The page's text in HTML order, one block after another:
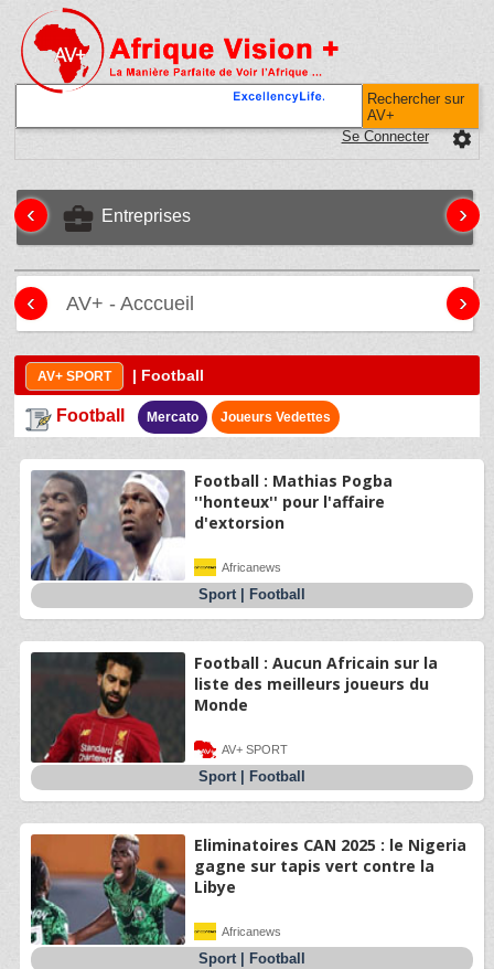
Rechercher sur
AV+
settings
Se Connecter
business_center Entreprises
‹ ›
AV+ - Acccueil
‹ ›
AV+ SPORT | Football
Football Mercato Joueurs Vedettes
Football : Mathias Pogba
''honteux'' pour l'affaire
d'extorsion
Africanews
Sport| Football
Football : Aucun Africain sur la
liste des meilleurs joueurs du
Monde
AV+ SPORT
Sport| Football
Eliminatoires CAN 2025 : le Nigeria
gagne sur tapis vert contre la
Libye
Africanews
Sport| Football